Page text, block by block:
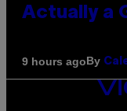
Actually a
9 hours agoBy
VICE